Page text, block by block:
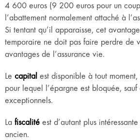
4 600 euros (9 200 euros pour un
l’abattement normalement attaché à
Si tentant qu’il apparaisse, cet
temporaire ne doit pas faire perdre de
avantages de l’assurance vie.
Le capital est disponible à tout moment,
pour lequel l’épargne est bloquée, sauf
exceptionnels.
La fiscalité est d’autant plus
ancien.